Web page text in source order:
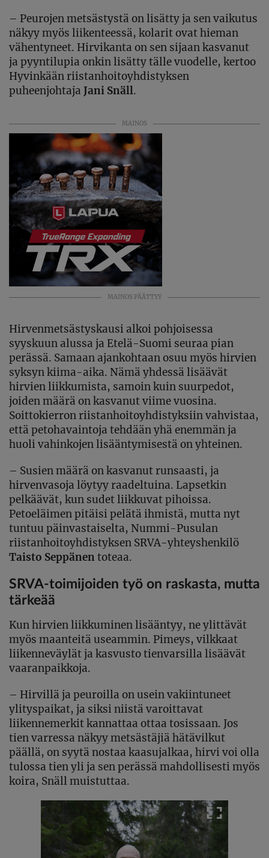
– Peurojen metsästystä on lisätty ja sen vaikutus
näkyy myös liikenteessä, kolarit ovat hieman
vähentyneet. Hirvikanta on sen sijaan kasvanut
ja pyyntilupia onkin lisätty tälle vuodelle, kertoo
Hyvinkään riistanhoitoyhdistyksen
puheenjohtaja Jani Snäll.
MAINOS
MAINOS PÄÄTTYY
Hirvenmetsästyskausi alkoi pohjoisessa
syyskuun alussa ja Etelä-Suomi seuraa pian
perässä. Samaan ajankohtaan osuu myös hirvien
syksyn kiima-aika. Nämä yhdessä lisäävät
hirvien liikkumista, samoin kuin suurpedot,
joiden määrä on kasvanut viime vuosina.
Soittokierron riistanhoitoyhdistyksiin vahvistaa,
että petohavaintoja tehdään yhä enemmän ja
huoli vahinkojen lisääntymisestä on yhteinen.
– Susien määrä on kasvanut runsaasti, ja
hirvenvasoja löytyy raadeltuina. Lapsetkin
pelkäävät, kun sudet liikkuvat pihoissa.
Petoeläimen pitäisi pelätä ihmistä, mutta nyt
tuntuu päinvastaiselta, Nummi-Pusulan
riistanhoitoyhdistyksen SRVA-yhteyshenkilö
Taisto Seppänen toteaa.
SRVA-toimijoiden työ on raskasta, mutta
tärkeää
Kun hirvien liikkuminen lisääntyy, ne ylittävät
myös maanteitä useammin. Pimeys, vilkkaat
liikenneväylät ja kasvusto tienvarsilla lisäävät
vaaranpaikkoja.
– Hirvillä ja peuroilla on usein vakiintuneet
ylityspaikat, ja siksi niistä varoittavat
liikennemerkit kannattaa ottaa tosissaan. Jos
tien varressa näkyy metsästäjiä hätävilkut
päällä, on syytä nostaa kaasujalkaa, hirvi voi olla
tulossa tien yli ja sen perässä mahdollisesti myös
koira, Snäll muistuttaa.